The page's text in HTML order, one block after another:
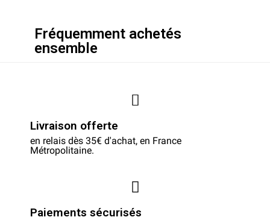
Fréquemment achetés
ensemble
Livraison offerte
en relais dès 35€ d'achat, en France
Métropolitaine.
Paiements sécurisés